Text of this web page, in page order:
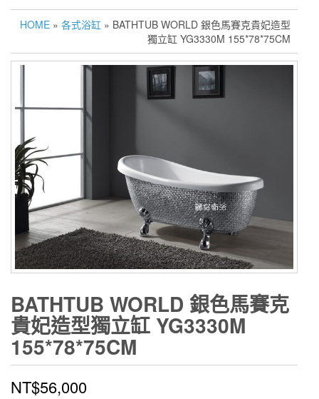
HOME » 各式浴缸 » BATHTUB WORLD 銀色馬賽克貴妃造型
獨立缸 YG3330M 155*78*75CM
BATHTUB WORLD 銀色馬賽克
貴妃造型獨立缸 YG3330M
155*78*75CM
NT$56,000